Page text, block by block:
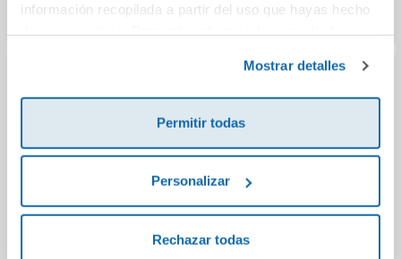
información recopilada a partir del uso que hayas hecho
Mostrar detalles
Permitir todas
Personalizar
Rechazar todas
Juego de mesa
Comprar
Juego de cartas
Pelusas Revolution
Comprar